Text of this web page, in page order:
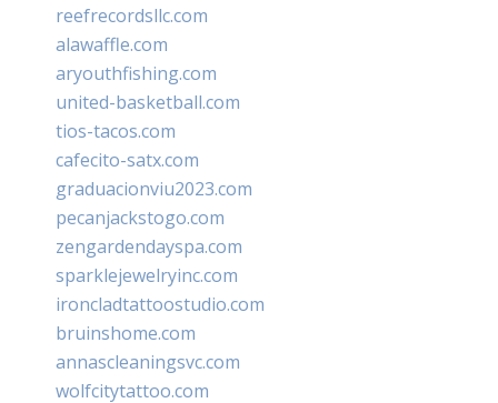
reefrecordsllc.com
alawaffle.com
aryouthfishing.com
united-basketball.com
tios-tacos.com
cafecito-satx.com
graduacionviu2023.com
pecanjackstogo.com
zengardendayspa.com
sparklejewelryinc.com
ironcladtattoostudio.com
bruinshome.com
annascleaningsvc.com
wolfcitytattoo.com